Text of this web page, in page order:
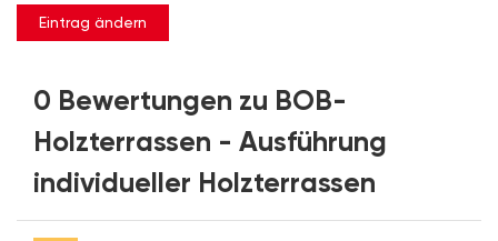
Eintrag ändern
0 Bewertungen zu BOB-
Holzterrassen - Ausführung
individueller Holzterrassen